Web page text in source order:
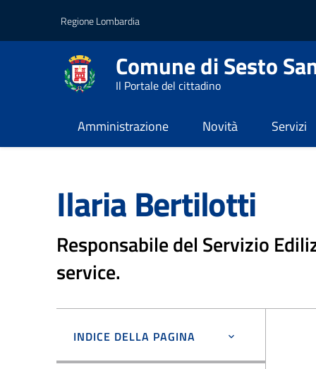
Vai al contenuto principale
Vai al footerRegione Lombardia
Comune di Sesto
Il Portale del cittadino
Amministrazione Novità Servizi
Amministrazione / Personale
Ilaria Bertilotti
Responsabile del Servizio
service.
INDICE DELLA PAGINA